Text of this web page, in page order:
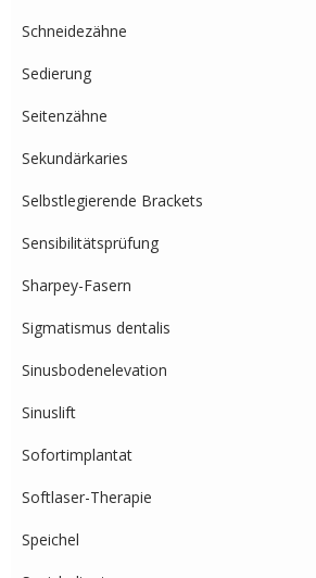
Schneidezähne
Sedierung
Seitenzähne
Sekundärkaries
Selbstlegierende Brackets
Sensibilitätsprüfung
Sharpey-Fasern
Sigmatismus dentalis
Sinusbodenelevation
Sinuslift
Sofortimplantat
Softlaser-Therapie
Speichel